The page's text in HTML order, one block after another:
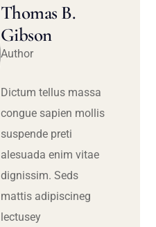
Thomas B.
Gibson
Author
Dictum tellus massa
congue sapien mollis
suspende preti
alesuada enim vitae
dignissim. Seds
mattis adipiscineg
lectusey